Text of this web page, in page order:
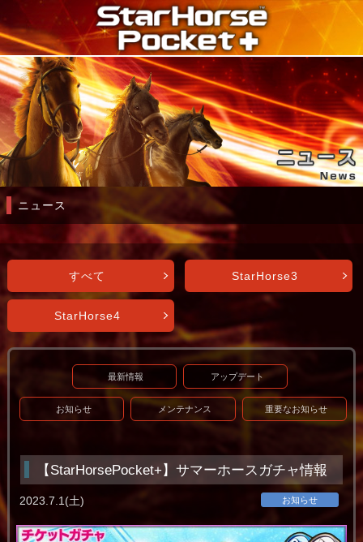
ニュース
すべて StarHorse3
StarHorse4
最新情報 アップデート
お知らせ メンテナンス 重要なお知らせ
【StarHorsePocket+】サマーホースガチャ情報
お知らせ
2023.7.1(土)